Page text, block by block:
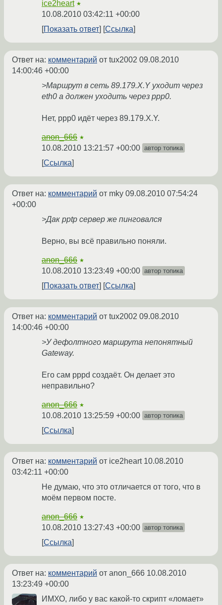
ice2heart ★
10.08.2010 03:42:11 +00:00
Показать ответ
Ссылка
Ответ на: комментарий от tux2002 09.08.2010
14:00:46 +00:00
>Маршрут в сеть 89.179.X.Y уходит через
eth0 а должен уходить через ppp0.
Нет, ppp0 идёт через 89.179.X.Y.
anon_666 ★
10.08.2010 13:21:57 +00:00 автор топика
Ссылка
Ответ на: комментарий от mky 09.08.2010 07:54:24
+00:00
>Дак pptp сервер же пинговался
Верно, вы всё правильно поняли.
anon_666 ★
10.08.2010 13:23:49 +00:00 автор топика
Показать ответ Ссылка
Ответ на: комментарий от tux2002 09.08.2010
14:00:46 +00:00
>У дефолтного маршрута непонятный
Gateway.
Его сам pppd создаёт. Он делает это
неправильно?
anon_666 ★
10.08.2010 13:25:59 +00:00 автор топика
Ссылка
Ответ на: комментарий от ice2heart 10.08.2010
03:42:11 +00:00
Не думаю, что это отличается от того, что в
моём первом посте.
anon_666 ★
10.08.2010 13:27:43 +00:00 автор топика
Ссылка
Ответ на: комментарий от anon_666 10.08.2010
13:23:49 +00:00
ИМХО, либо у вас какой-то скрипт «ломает»